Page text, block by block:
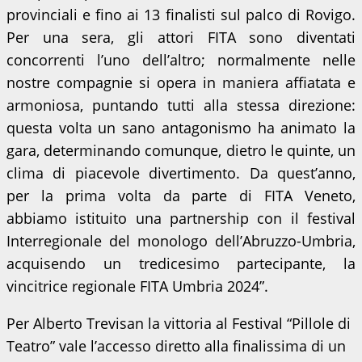
provinciali e fino ai 13 finalisti sul palco di Rovigo.
Per una sera, gli attori FITA sono diventati
concorrenti l’uno dell’altro; normalmente nelle
nostre compagnie si opera in maniera affiatata e
armoniosa, puntando tutti alla stessa direzione:
questa volta un sano antagonismo ha animato la
gara, determinando comunque, dietro le quinte, un
clima di piacevole divertimento. Da quest’anno,
per la prima volta da parte di FITA Veneto,
abbiamo istituito una partnership con il festival
Interregionale del monologo dell’Abruzzo-Umbria,
acquisendo un tredicesimo partecipante, la
vincitrice regionale FITA Umbria 2024”.
Per Alberto Trevisan la vittoria al Festival “Pillole di
Teatro” vale l’accesso diretto alla finalissima di un